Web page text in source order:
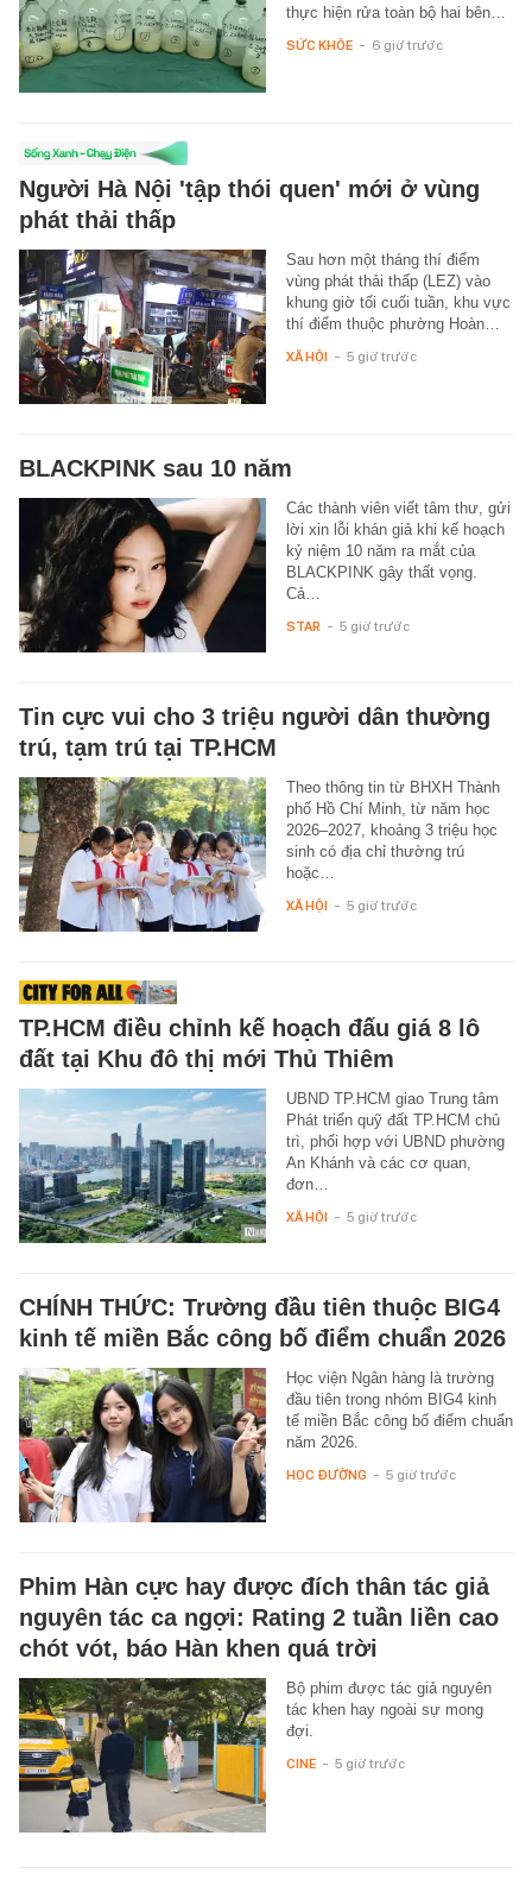
thực hiện rửa toàn bộ hai bên…
SỨC KHỎE - 6 giờ trước
Người Hà Nội 'tập thói quen' mới ở vùng
phát thải thấp
Sau hơn một tháng thí điểm
vùng phát thải thấp (LEZ) vào
khung giờ tối cuối tuần, khu vực
thí điểm thuộc phường Hoàn…
XÃ HỘI - 5 giờ trước
BLACKPINK sau 10 năm
Các thành viên viết tâm thư, gửi
lời xin lỗi khán giả khi kế hoạch
kỷ niệm 10 năm ra mắt của
BLACKPINK gây thất vọng.
Cả…
STAR - 5 giờ trước
Tin cực vui cho 3 triệu người dân thường
trú, tạm trú tại TP.HCM
Theo thông tin từ BHXH Thành
phố Hồ Chí Minh, từ năm học
2026–2027, khoảng 3 triệu học
sinh có địa chỉ thường trú
hoặc…
XÃ HỘI - 5 giờ trước
TP.HCM điều chỉnh kế hoạch đấu giá 8 lô
đất tại Khu đô thị mới Thủ Thiêm
UBND TP.HCM giao Trung tâm
Phát triển quỹ đất TP.HCM chủ
trì, phối hợp với UBND phường
An Khánh và các cơ quan,
đơn…
XÃ HỘI - 5 giờ trước
CHÍNH THỨC: Trường đầu tiên thuộc BIG4
kinh tế miền Bắc công bố điểm chuẩn 2026
Học viện Ngân hàng là trường
đầu tiên trong nhóm BIG4 kinh
tế miền Bắc công bố điểm chuẩn
năm 2026.
HỌC ĐƯỜNG - 5 giờ trước
Phim Hàn cực hay được đích thân tác giả
nguyên tác ca ngợi: Rating 2 tuần liền cao
chót vót, báo Hàn khen quá trời
Bộ phim được tác giả nguyên
tác khen hay ngoài sự mong
đợi.
CINE - 5 giờ trước